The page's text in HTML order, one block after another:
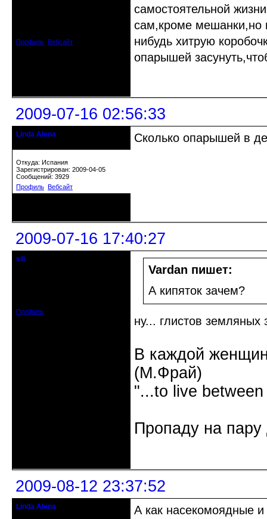
Профиль Вебсайт
самостоятельной
сам,кроме мешанки,но
нибудь хитрую
опарышей
2009-07-16 02:56:33
Linda Alena
Откуда: Испания
Зарегистрирован: 2009-04-05
Сообщений: 3929
Профиль Вебсайт
Сколько опарышей в
2009-07-16 17:40:27
sili
Профиль
Vardan пишет:
А кипяток зачем?
ну... глистов
В каждой
(М.Фрай)
"...to live
Пропаду на
2009-08-12 23:37:52
Linda Alena
А как насекомоядные